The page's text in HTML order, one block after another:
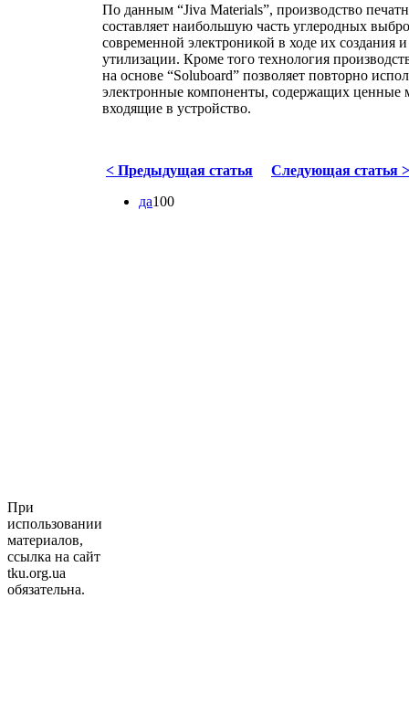
По данным “Jiva Materials”, производство
составляет наибольшую часть углеродных
современной электроникой в ходе их создания
утилизации. Кроме того технология
на основе “Soluboard” позволяет повторно
электронные компоненты, содержащих ценные
входящие в устройство.
< Предыдущая статья
Cледующая статья >
да100
При
использовании
материалов,
ссылка на сайт
tku.org.ua
обязательна.